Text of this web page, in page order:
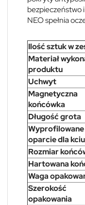
bezpieczeństwo
NEO spełnia
Ilość sztuk w
Materiał
produktu
Uchwyt
Magnetyczna
końcówka
Długość grota
Wyprofilowane
oparcie dla
Rozmiar
Hartowana
Waga
Szerokość
opakowania